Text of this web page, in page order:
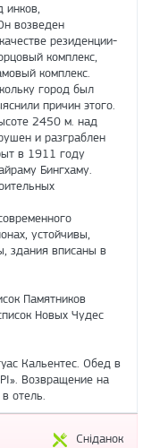
инков,
возведен
резиденции-
комплекс,
комплекс.
город был
причин этого.
2450 м. над
и разграблен
в 1911 году
Бингхaму.
устойчивы,
здания вписаны в
Памятников
Новых Чудес
Кальентес. Oбед в
Возвращение на
отель.
Сніданок